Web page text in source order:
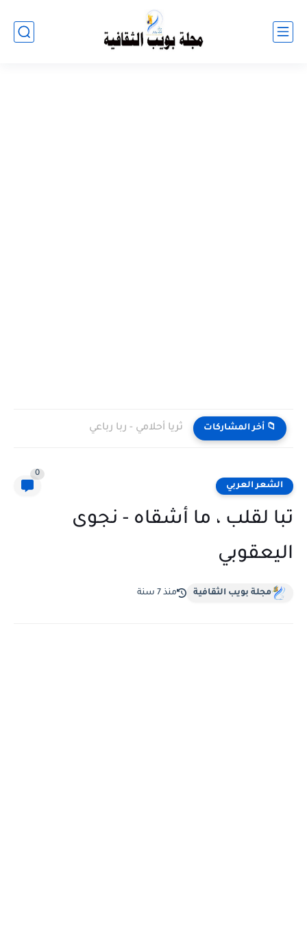
📁 أخر المشاركات ثريا أحلامي - ربا رباعي
الشعر العربي
0
تبا لقلب ، ما أشقاه - نجوى
اليعقوبي
مجلة بويب الثقافية منذ 7 سنة